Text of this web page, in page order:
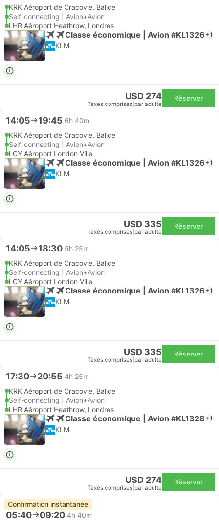
KRK Aéroport de Cracovie, Balice
Self-connecting | Avion+Avion
LHR Aéroport Heathrow, Londres
Classe économique | Avion #KL1326 +1
KLM
USD 274
Taxes comprises par adulte
Réserver
14:05 19:45 6h 40m
KRK Aéroport de Cracovie, Balice
Self-connecting | Avion+Avion
LCY Aéroport London Ville
Classe économique | Avion #KL1326 +1
KLM
USD 335
Taxes comprises par adulte
Réserver
14:05 18:30 5h 25m
KRK Aéroport de Cracovie, Balice
Self-connecting | Avion+Avion
LCY Aéroport London Ville
Classe économique | Avion #KL1326 +1
KLM
USD 335
Taxes comprises par adulte
Réserver
17:30 20:55 4h 25m
KRK Aéroport de Cracovie, Balice
Self-connecting | Avion+Avion
LHR Aéroport Heathrow, Londres
Classe économique | Avion #KL1328 +1
KLM
USD 274
Taxes comprises par adulte
Réserver
Confirmation instantanée
05:40 09:20 4h 40m